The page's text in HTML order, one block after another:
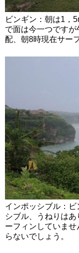
ビンギン：朝は1，
で面は今一つです
配、朝8時現在サー
インポッシブル：
シブル、うねりは
ーフィンしていま
らないでしょう。